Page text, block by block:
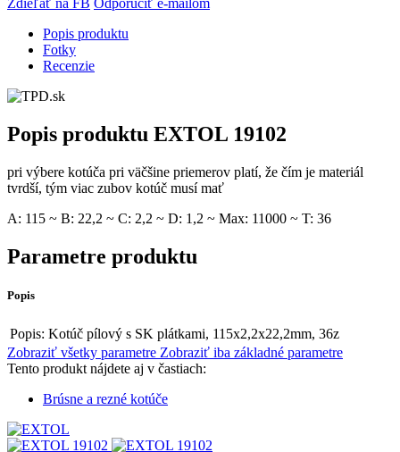
Zdieľať na FB Odporučiť e-mailom
Popis produktu
Fotky
Recenzie
Popis produktu EXTOL 19102
pri výbere kotúča pri väčšine priemerov platí, že čím je materiál
tvrdší, tým viac zubov kotúč musí mať
A: 115 ~ B: 22,2 ~ C: 2,2 ~ D: 1,2 ~ Max: 11000 ~ T: 36
Parametre produktu
Popis
Popis: Kotúč pílový s SK plátkami, 115x2,2x22,2mm, 36z
Zobraziť všetky parametre Zobraziť iba základné parametre
Tento produkt nájdete aj v častiach:
Brúsne a rezné kotúče